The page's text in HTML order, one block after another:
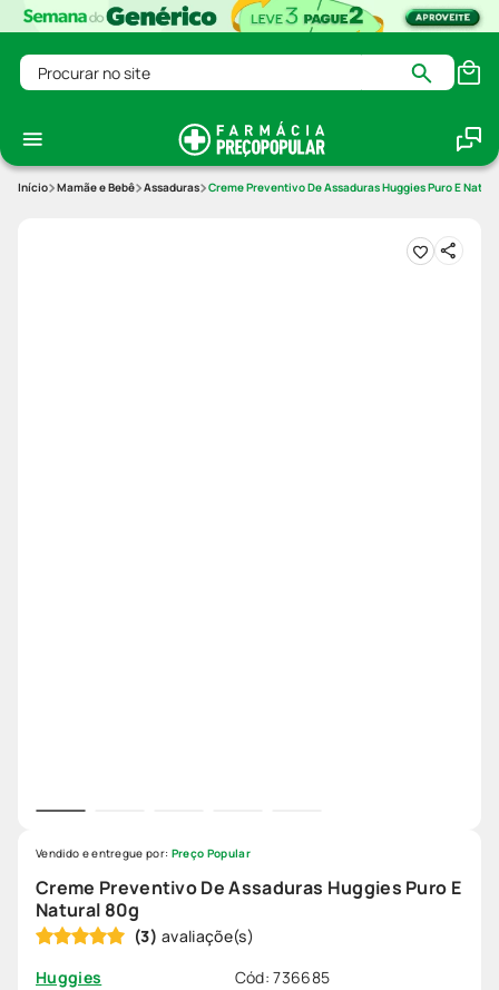
Procurar no site
Mamãe e Bebê Assaduras Creme Preventivo De Assaduras Huggies Puro E
Creme Preventivo De Assaduras Huggies Puro E
Natural 80g
(3)
Huggies
Cód:736685
Vendido e entregue por: Preço Popular